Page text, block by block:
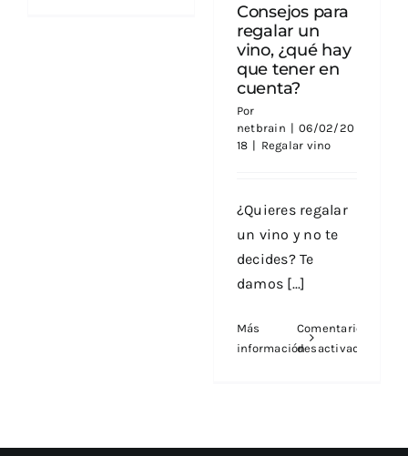
Consejos para
regalar un
vino, ¿qué hay
que tener en
cuenta?
Por
netbrain | 06/02/20
18 | Regalar vino
¿Quieres regalar
un vino y no te
decides? Te
damos [...]
Más
información
Comentarios
desactivados
un